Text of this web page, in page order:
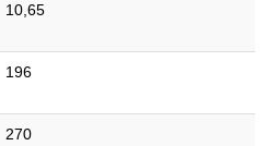
10,65
196
270